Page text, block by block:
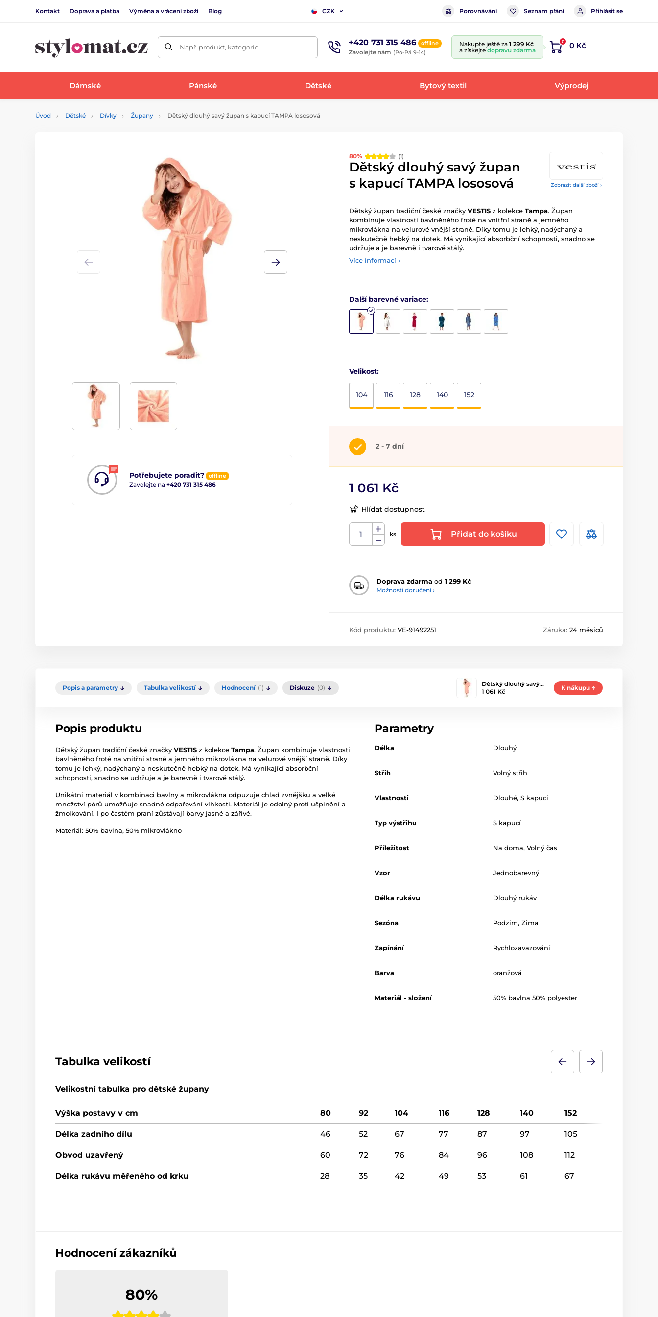
Kontakt Doprava a platba Výměna a vrácení zboží Blog CZK Porovnávání Seznam přání Přihlásit se
Např. produkt, kategorie +420 731 315 486 offline
Zavolejte nám (Po-Pá 9-14)
Nakupte ještě za 1 299 Kč
a získejte dopravu zdarma
0 0 Kč
Dámské Pánské Dětské Bytový textil Výprodej
Úvod Dětské Dívky Župany Dětský dlouhý savý župan s kapucí TAMPA lososová
80% (1)
Zobrazit další zboží ›
Potřebujete poradit? offline
Zavolejte na +420 731 315 486
Dětský dlouhý savý župan
s kapucí TAMPA lososová
Dětský župan tradiční české značky VESTIS z kolekce Tampa. Župan
kombinuje vlastnosti bavlněného froté na vnitřní straně a jemného
mikrovlákna na velurové vnější straně. Díky tomu je lehký, nadýchaný a
neskutečně hebký na dotek. Má vynikající absorbční schopnosti, snadno se
udržuje a je barevně i tvarově stálý.
Více informací ›
Další barevné variace:
Velikost:
104 116 128 140 152
2 - 7 dní
1 061 Kč
Hlídat dostupnost
ks Přidat do košíku
Doprava zdarma od 1 299 Kč
Možnosti doručení ›
Kód produktu: VE-91492251 Záruka: 24 měsíců
Popis a parametry Tabulka velikostí Hodnocení (1) Diskuze (0)
Dětský dlouhý savý…
1 061 Kč
K nákupu
Popis produktu
Dětský župan tradiční české značky VESTIS z kolekce Tampa. Župan kombinuje vlastnosti
bavlněného froté na vnitřní straně a jemného mikrovlákna na velurové vnější straně. Díky
tomu je lehký, nadýchaný a neskutečně hebký na dotek. Má vynikající absorbční
schopnosti, snadno se udržuje a je barevně i tvarově stálý.
Unikátní materiál v kombinaci bavlny a mikrovlákna odpuzuje chlad zvnějšku a velké
množství pórů umožňuje snadné odpařování vlhkosti. Materiál je odolný proti ušpinění a
žmolkování. I po častém praní zůstávají barvy jasné a zářivé.
Materiál: 50% bavlna, 50% mikrovlákno
Parametry
Délka Dlouhý
Střih Volný střih
Vlastnosti Dlouhé,S kapucí
Typ výstřihu S kapucí
Příležitost Na doma,Volný čas
Vzor Jednobarevný
Délka rukávu Dlouhý rukáv
Sezóna Podzim,Zima
Zapínání Rychlozavazování
Barva oranžová
Materiál - složení 50% bavlna 50% polyester
Tabulka velikostí
Velikostní tabulka pro dětské župany
Výška postavy v cm 80 92 104 116 128 140 152
Délka zadního dílu 46 52 67 77 87 97 105
Obvod uzavřený 60 72 76 84 96 108 112
Délka rukávu měřeného od krku 28 35 42 49 53 61 67
Hodnocení zákazníků
80%